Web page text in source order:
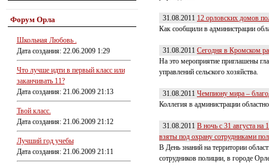
Форум Орла
Школьная Любовь .
Дата создания: 22.06.2009 1:29
Что лучше идти в первый класс или
заканчивать 11?
Дата создания: 21.06.2009 21:13
Твой класс.
Дата создания: 21.06.2009 21:12
Лучший год учебы
Дата создания: 21.06.2009 21:11
31.08.2011 12 орловских домов
Как сообщили в администрации
31.08.2011 Сегодня в Кромском
На это мероприятие приглашены
управлений сельского хозяйства.
31.08.2011 Чемпиону мира –
Коллегия в администрации
31.08.2011 В ночь с 31 августа на
взяты под охрану сотрудниками
В День знаний на территории
сотрудников полиции, в городе